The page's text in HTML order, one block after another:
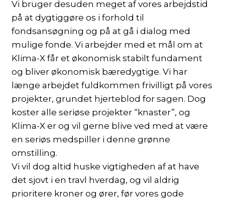
Vi bruger desuden meget af vores arbejdstid
på at dygtiggøre os i forhold til
fondsansøgning og på at gå i dialog med
mulige fonde. Vi arbejder med et mål om at
Klima-X får et økonomisk stabilt fundament
og bliver økonomisk bæredygtige. Vi har
længe arbejdet fuldkommen frivilligt på vores
projekter, grundet hjerteblod for sagen. Dog
koster alle seriøse projekter “knaster”, og
Klima-X er og vil gerne blive ved med at være
en seriøs medspiller i denne grønne
omstilling.
Vi vil dog altid huske vigtigheden af at have
det sjovt i en travl hverdag, og vil aldrig
prioritere kroner og ører, før vores gode